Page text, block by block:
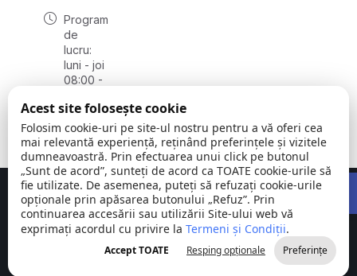
Program
de
lucru:
luni - joi
08:00 -
vineri
08:00 -
14:00
Comuna
Stejaru |
județul Tulcea
©
2026
Toate
drepturile
rezervate
Concept realizat deBig Media Relații Publice SRL
Acest site folosește cookie
Folosim cookie-uri pe site-ul nostru pentru a vă oferi cea
mai relevantă experiență, reținând preferințele și vizitele
dumneavoastră. Prin efectuarea unui click pe butonul
„Sunt de acord”, sunteți de acord ca TOATE cookie-urile să
fie utilizate. De asemenea, puteți să refuzați cookie-urile
opționale prin apăsarea butonului „Refuz”. Prin
continuarea accesării sau utilizării Site-ului web vă
exprimați acordul cu privire la Termeni și Condiții.
Accept TOATE Resping opționale Preferințe